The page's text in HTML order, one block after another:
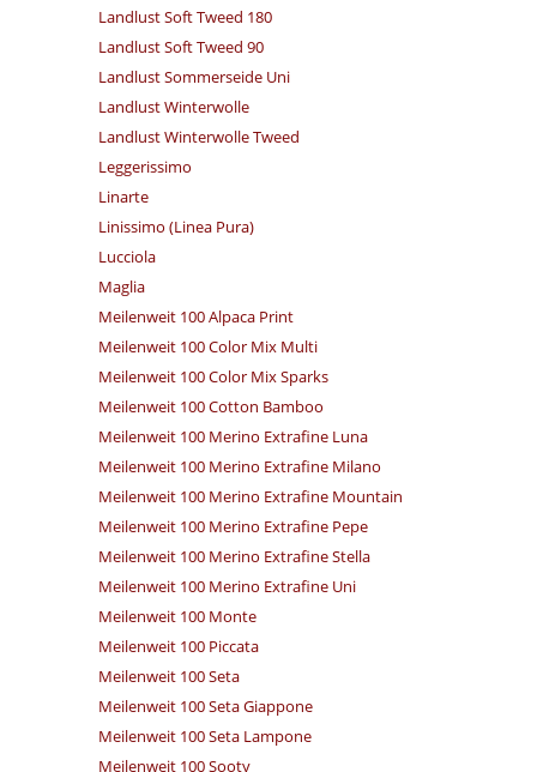
Landlust Soft Tweed 180
Landlust Soft Tweed 90
Landlust Sommerseide Uni
Landlust Winterwolle
Landlust Winterwolle Tweed
Leggerissimo
Linarte
Linissimo (Linea Pura)
Lucciola
Maglia
Meilenweit 100 Alpaca Print
Meilenweit 100 Color Mix Multi
Meilenweit 100 Color Mix Sparks
Meilenweit 100 Cotton Bamboo
Meilenweit 100 Merino Extrafine Luna
Meilenweit 100 Merino Extrafine Milano
Meilenweit 100 Merino Extrafine Mountain
Meilenweit 100 Merino Extrafine Pepe
Meilenweit 100 Merino Extrafine Stella
Meilenweit 100 Merino Extrafine Uni
Meilenweit 100 Monte
Meilenweit 100 Piccata
Meilenweit 100 Seta
Meilenweit 100 Seta Giappone
Meilenweit 100 Seta Lampone
Meilenweit 100 Sooty